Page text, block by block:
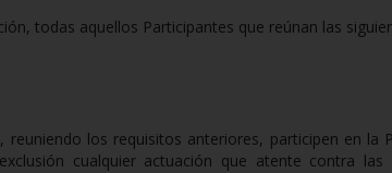
todas aquellos Participantes que reúnan las
reuniendo los requisitos anteriores, participen en la
cualquier actuación que atente contra